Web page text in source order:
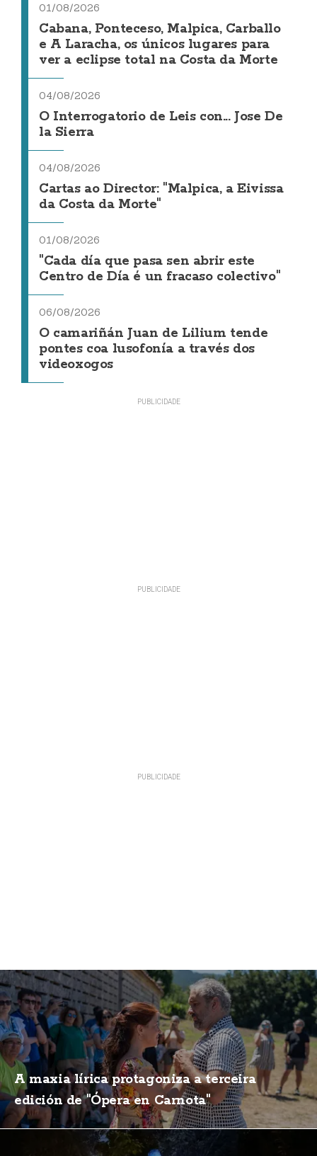
01/08/2026
Cabana, Ponteceso, Malpica, Carballo
e A Laracha, os únicos lugares para
ver a eclipse total na Costa da Morte
04/08/2026
O Interrogatorio de Leis con... Jose De
la Sierra
04/08/2026
Cartas ao Director: "Malpica, a Eivissa
da Costa da Morte"
01/08/2026
"Cada día que pasa sen abrir este
Centro de Día é un fracaso colectivo"
06/08/2026
O camariñán Juan de Lilium tende
pontes coa lusofonía a través dos
videoxogos
A maxia lírica protagoniza a terceira
edición de "Ópera en Carnota"